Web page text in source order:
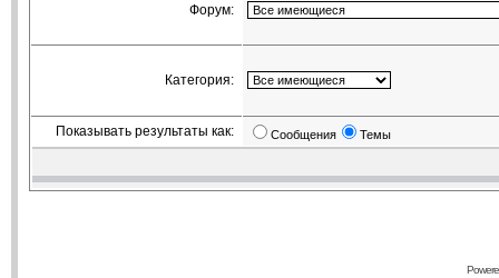
Форум:
Категория:
Показывать результаты как: Сообщения Темы